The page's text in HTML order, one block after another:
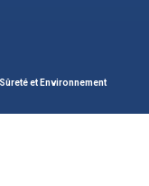
et Environnement